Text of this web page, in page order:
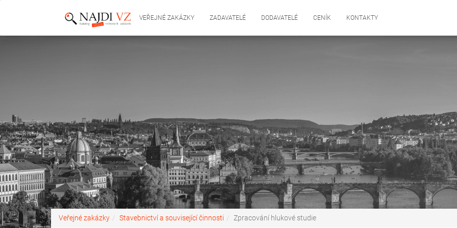
VEŘEJNÉ ZAKÁZKY ZADAVATELÉ DODAVATELÉ CENÍK KONTAKTY
Veřejné zakázky Stavebnictví a související činnosti Zpracování hlukové studie